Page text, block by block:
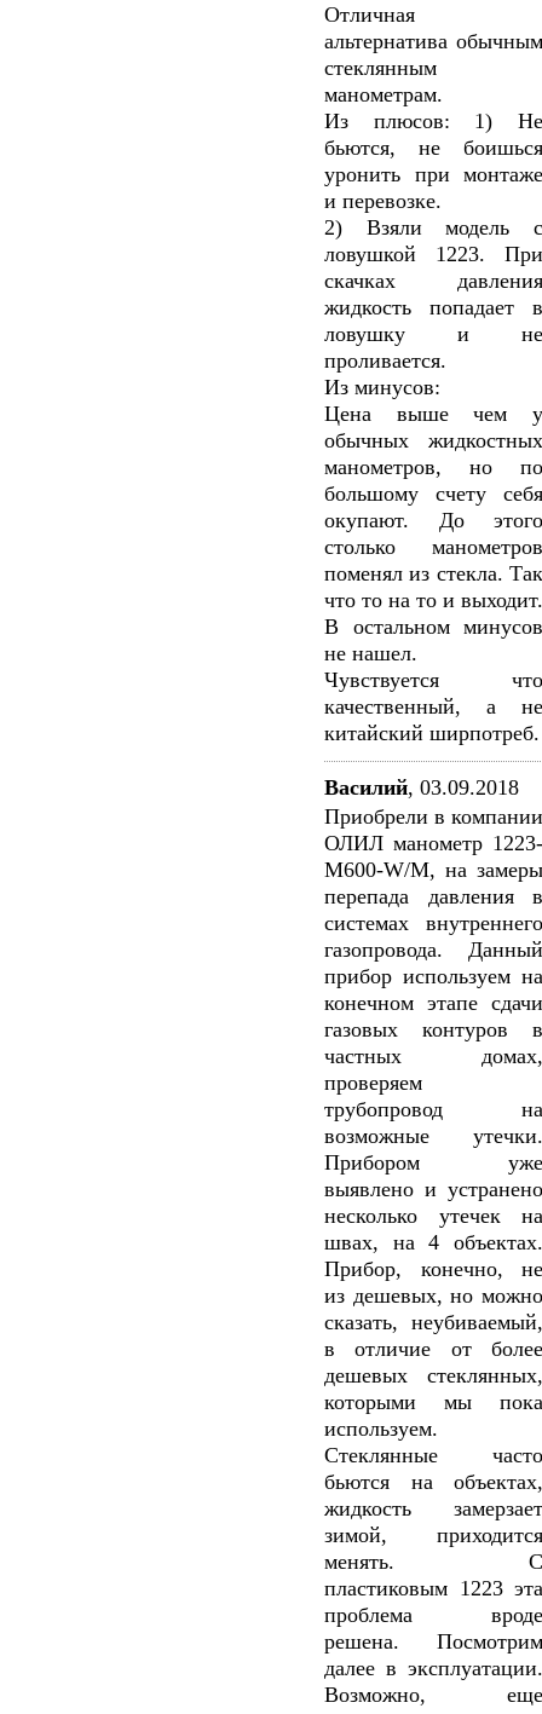
Отличная
альтернатива обычным
стеклянным
манометрам.
Из плюсов: 1) Не
бьются, не боишься
уронить при монтаже
и перевозке.
2) Взяли модель с
ловушкой 1223. При
скачках давления
жидкость попадает в
ловушку и не
проливается.
Из минусов:
Цена выше чем у
обычных жидкостных
манометров, но по
большому счету себя
окупают. До этого
столько манометров
поменял из стекла. Так
что то на то и выходит.
В остальном минусов
не нашел.
Чувствуется что
качественный, а не
китайский ширпотреб.
Василий, 03.09.2018
Приобрели в компании
ОЛИЛ манометр 1223-
M600-W/M, на замеры
перепада давления в
системах внутреннего
газопровода. Данный
прибор используем на
конечном этапе сдачи
газовых контуров в
частных домах,
проверяем
трубопровод на
возможные утечки.
Прибором уже
выявлено и устранено
несколько утечек на
швах, на 4 объектах.
Прибор, конечно, не
из дешевых, но можно
сказать, неубиваемый,
в отличие от более
дешевых стеклянных,
которыми мы пока
используем.
Стеклянные часто
бьются на объектах,
жидкость замерзает
зимой, приходится
менять. С
пластиковым 1223 эта
проблема вроде
решена. Посмотрим
далее в эксплуатации.
Возможно, еще